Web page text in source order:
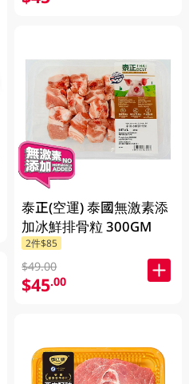
泰正(空運) 泰國無激素添
加冰鮮排骨粒 300GM
2件$85
$49.00
$45.00